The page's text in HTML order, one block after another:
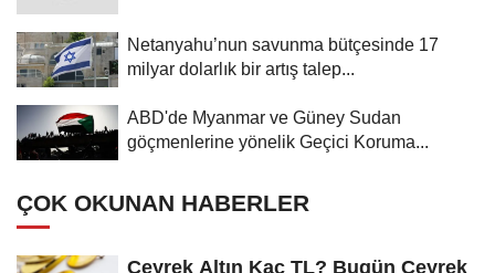
Netanyahu’nun savunma bütçesinde 17
milyar dolarlık bir artış talep...
ABD'de Myanmar ve Güney Sudan
göçmenlerine yönelik Geçici Koruma...
ÇOK OKUNAN HABERLER
Çeyrek Altın Kaç TL? Bugün Çeyrek